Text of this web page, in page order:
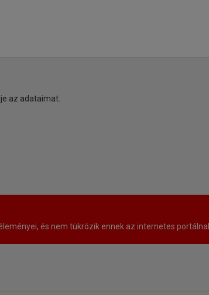
az adataimat.
és nem tükrözik ennek az internetes